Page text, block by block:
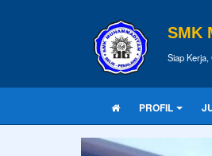
SMK
Siap
PROFIL